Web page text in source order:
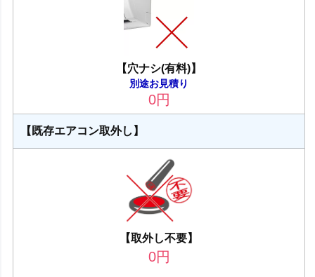
【穴ナシ(有料)】
別途お見積り
0円
【既存エアコン取外し】
【取外し不要】
0円